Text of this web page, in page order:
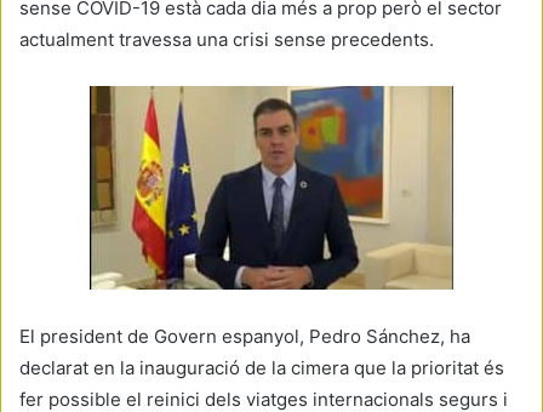
sense COVID-19 està cada dia més a prop però el sector
actualment travessa una crisi sense precedents.
El president de Govern espanyol, Pedro Sánchez, ha
declarat en la inauguració de la cimera que la prioritat és
fer possible el reinici dels viatges internacionals segurs i